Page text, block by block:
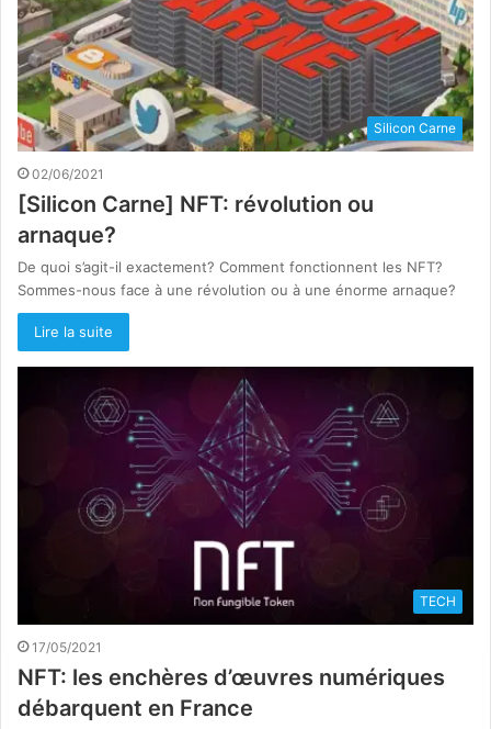
Silicon Carne
02/06/2021
[Silicon Carne] NFT: révolution ou
arnaque?
De quoi s’agit-il exactement? Comment fonctionnent les NFT?
Sommes-nous face à une révolution ou à une énorme arnaque?
Lire la suite
TECH
17/05/2021
NFT: les enchères d’œuvres numériques
débarquent en France